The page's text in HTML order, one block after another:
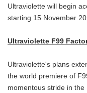
Ultraviolette will begin
starting 15 November
Ultraviolette F99
Ultraviolette's plans
the world premiere of
momentous stride in